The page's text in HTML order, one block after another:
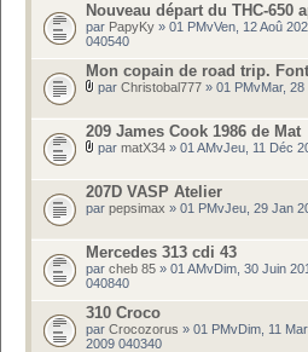
Nouveau départ du THC-650
par PapyKy » 01 PMvVen, 12 Aoû
040540
Mon copain de road trip.
par Christobal777 » 01 PMvMar,
209 James Cook 1986 de Mat
par matX34 » 01 AMvJeu, 11 Déc
207D VASP Atelier
par pepsimax » 01 PMvJeu, 29 Jan
Mercedes 313 cdi 43
par cheb 85 » 01 AMvDim, 30 Juin
040840
310 Croco
par Crocozorus » 01 PMvDim, 11
2009 040340